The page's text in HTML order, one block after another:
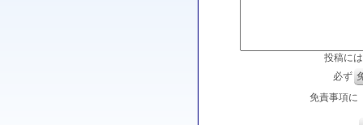
投稿に
必ず
免責事項に